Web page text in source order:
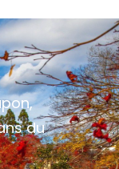
,
du